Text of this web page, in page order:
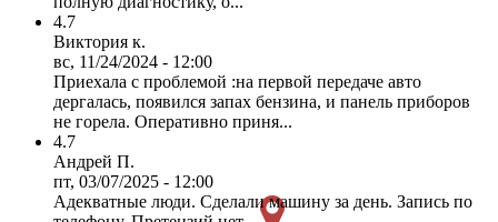
4.7
Виктория к.
вс, 11/24/2024 - 12:00
Приехала с проблемой :на первой передаче авто
дергалась, появился запах бензина, и панель приборов
не горела. Оперативно приня...
4.7
Андрей П.
пт, 03/07/2025 - 12:00
Адекватные люди. Сделали машину за день. Запись по